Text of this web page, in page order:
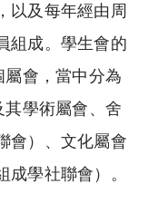
以及每年經由周
組成。學生會的
會，當中分為
學術屬會、舍
會）、文化屬會
成學社聯會）。